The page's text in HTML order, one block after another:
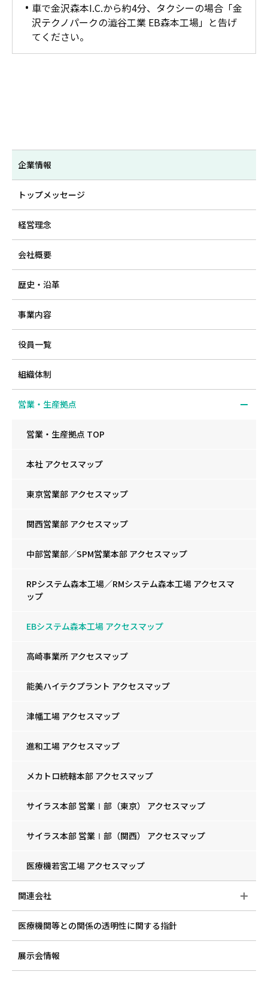
車で金沢森本I.C.から約4分、タクシーの場合「金
沢テクノパークの澁谷工業 EB森本工場」と告げ
てください。
企業情報
トップメッセージ
経営理念
会社概要
歴史・沿革
事業内容
役員一覧
組織体制
営業・生産拠点
営業・生産拠点 TOP
本社 アクセスマップ
東京営業部 アクセスマップ
関西営業部 アクセスマップ
中部営業部／SPM営業本部 アクセスマップ
RPシステム森本工場／RMシステム森本工場 アクセスマ
ップ
EBシステム森本工場 アクセスマップ
高崎事業所 アクセスマップ
能美ハイテクプラント アクセスマップ
津幡工場 アクセスマップ
進和工場 アクセスマップ
メカトロ統轄本部 アクセスマップ
サイラス本部 営業Ⅰ部（東京） アクセスマップ
サイラス本部 営業Ⅰ部（関西） アクセスマップ
医療機若宮工場 アクセスマップ
関連会社
医療機関等との関係の透明性に関する指針
展示会情報